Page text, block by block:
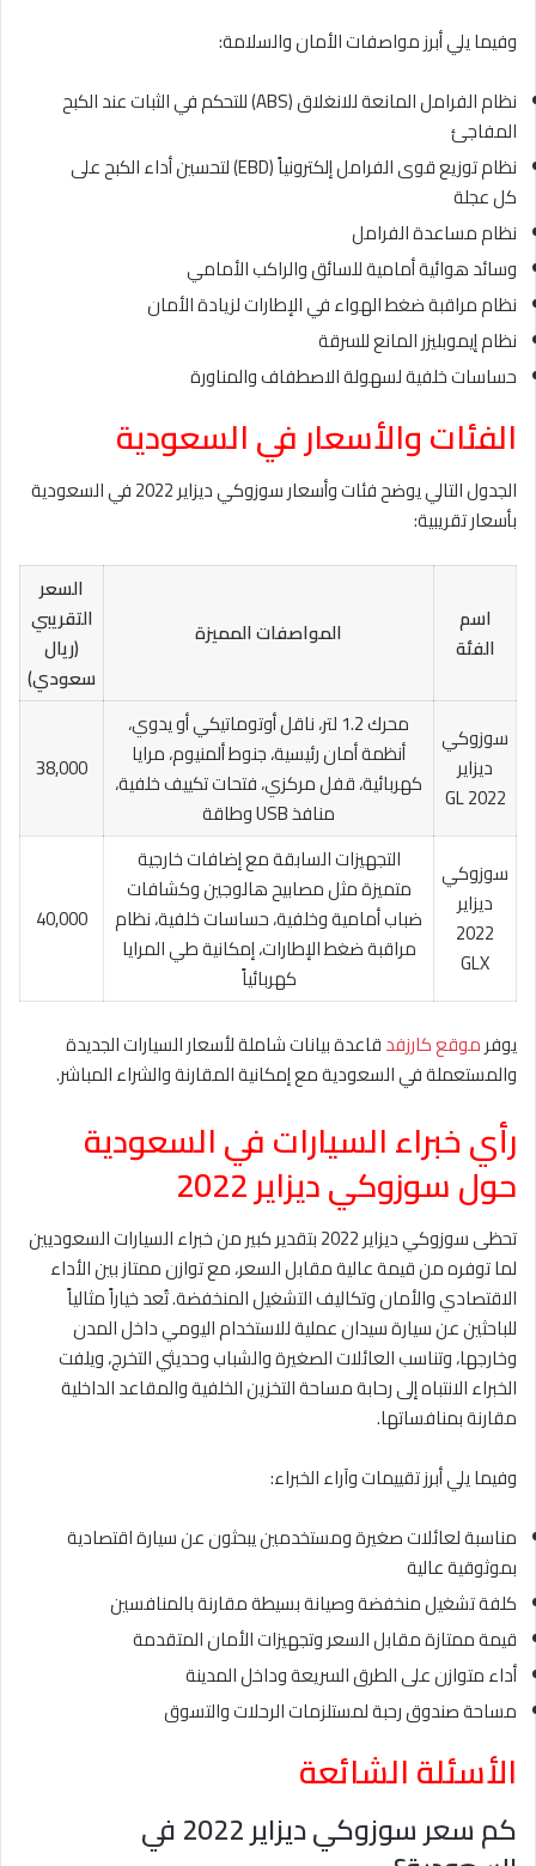
وفيما يلي أبرز مواصفات الأمان والسلامة:
نظام الفرامل المانعة للانغلاق (ABS) للتحكم في الثبات عند الكبح
المفاجئ
نظام توزيع قوى الفرامل إلكترونياً (EBD) لتحسين أداء الكبح على
كل عجلة
نظام مساعدة الفرامل
وسائد هوائية أمامية للسائق والراكب الأمامي
نظام مراقبة ضغط الهواء في الإطارات لزيادة الأمان
نظام إيموبليزر المانع للسرقة
حساسات خلفية لسهولة الاصطفاف والمناورة
الفئات والأسعار في السعودية
الجدول التالي يوضح فئات وأسعار سوزوكي ديزاير 2022 في السعودية
بأسعار تقريبية:
اسم
الفئة
المواصفات المميزة
السعر
التقريبي
(ريال
سعودي)
سوزوكي
ديزاير
2022 GL
محرك 1.2 لتر، ناقل أوتوماتيكي أو يدوي،
أنظمة أمان رئيسية، جنوط ألمنيوم، مرايا
كهربائية، قفل مركزي، فتحات تكييف خلفية،
منافذ USB وطاقة
38,000
سوزوكي
ديزاير
2022
GLX
التجهيزات السابقة مع إضافات خارجية
متميزة مثل مصابيح هالوجين وكشافات
ضباب أمامية وخلفية، حساسات خلفية، نظام
مراقبة ضغط الإطارات، إمكانية طي المرايا
كهربائياً
40,000
يوفرموقع كارزفدقاعدة بيانات شاملة لأسعار السيارات الجديدة
والمستعملة في السعودية مع إمكانية المقارنة والشراء المباشر.
رأي خبراء السيارات في السعودية
حول سوزوكي ديزاير 2022
تحظى سوزوكي ديزاير 2022 بتقدير كبير من خبراء السيارات السعوديين
لما توفره من قيمة عالية مقابل السعر، مع توازن ممتاز بين الأداء
الاقتصادي والأمان وتكاليف التشغيل المنخفضة. تُعد خياراً مثالياً
للباحثين عن سيارة سيدان عملية للاستخدام اليومي داخل المدن
وخارجها، وتناسب العائلات الصغيرة والشباب وحديثي التخرج، ويلفت
الخبراء الانتباه إلى رحابة مساحة التخزين الخلفية والمقاعد الداخلية
مقارنة بمنافساتها.
وفيما يلي أبرز تقييمات وآراء الخبراء:
مناسبة لعائلات صغيرة ومستخدمين يبحثون عن سيارة اقتصادية
بموثوقية عالية
كلفة تشغيل منخفضة وصيانة بسيطة مقارنة بالمنافسين
قيمة ممتازة مقابل السعر وتجهيزات الأمان المتقدمة
أداء متوازن على الطرق السريعة وداخل المدينة
مساحة صندوق رحبة لمستلزمات الرحلات والتسوق
الأسئلة الشائعة
كم سعر سوزوكي ديزاير 2022 في